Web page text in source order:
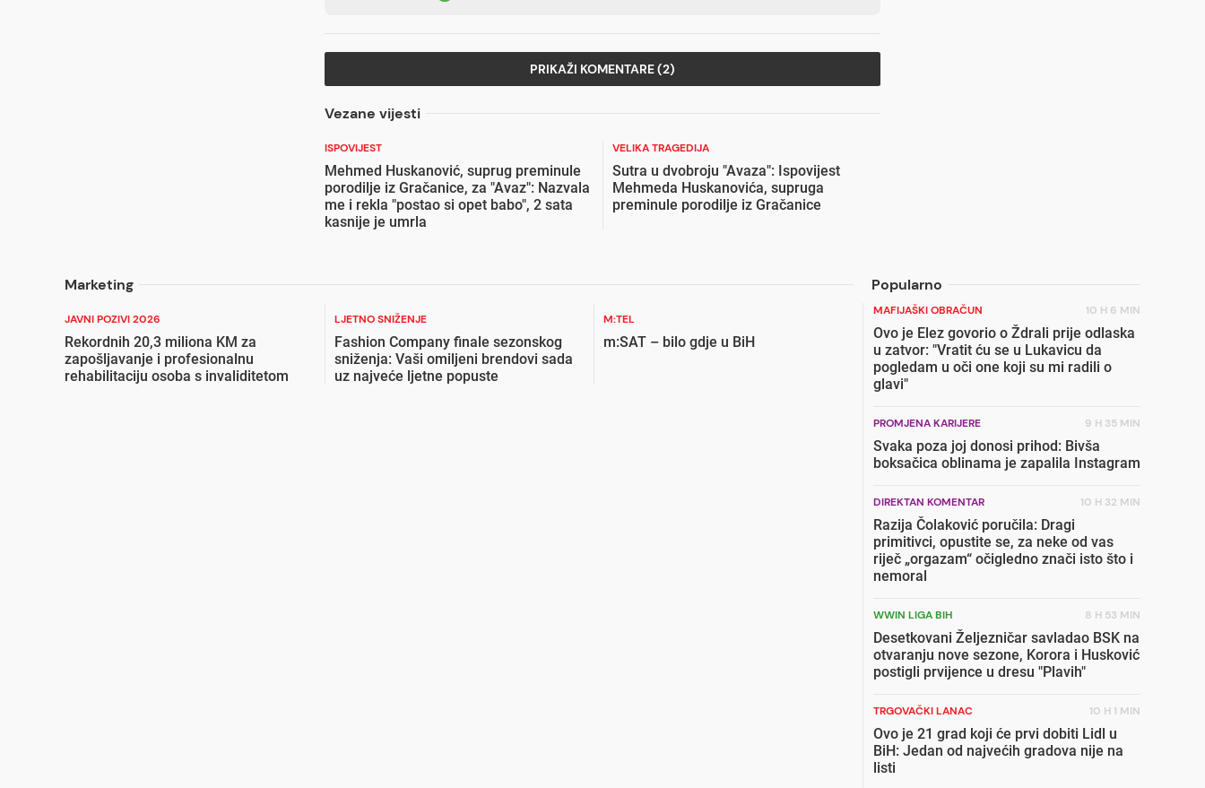
PRIKAŽI KOMENTARE (2)
Vezane vijesti
ISPOVIJEST
Mehmed Huskanović, suprug preminule
porodilje iz Gračanice, za "Avaz": Nazvala
me i rekla "postao si opet babo", 2 sata
kasnije je umrla
VELIKA TRAGEDIJA
Sutra u dvobroju "Avaza": Ispovijest
Mehmeda Huskanovića, supruga
preminule porodilje iz Gračanice
Marketing Popularno
JAVNI POZIVI 2026
Rekordnih 20,3 miliona KM za
zapošljavanje i profesionalnu
rehabilitaciju osoba s invaliditetom
LJETNO SNIŽENJE
Fashion Company finale sezonskog
sniženja: Vaši omiljeni brendovi sada
uz najveće ljetne popuste
M:TEL
m:SAT – bilo gdje u BiH
MAFIJAŠKI OBRAČUN 10 H 6 MIN
Ovo je Elez govorio o Ždrali prije odlaska
u zatvor: "Vratit ću se u Lukavicu da
pogledam u oči one koji su mi radili o
glavi"
PROMJENA KARIJERE 9 H 35 MIN
Svaka poza joj donosi prihod: Bivša
boksačica oblinama je zapalila Instagram
DIREKTAN KOMENTAR 10 H 32 MIN
Razija Čolaković poručila: Dragi
primitivci, opustite se, za neke od vas
riječ „orgazam“ očigledno znači isto što i
nemoral
WWIN LIGA BIH 8 H 53 MIN
Desetkovani Željezničar savladao BSK na
otvaranju nove sezone, Korora i Husković
postigli prvijence u dresu "Plavih"
TRGOVAČKI LANAC 10 H 1 MIN
Ovo je 21 grad koji će prvi dobiti Lidl u
BiH: Jedan od najvećih gradova nije na
listi